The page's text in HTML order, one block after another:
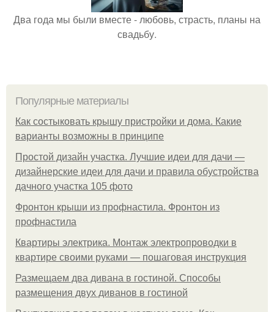
Два года мы были вместе - любовь, страсть, планы на
свадьбу.
Популярные материалы
Как состыковать крышу пристройки и дома. Какие
варианты возможны в принципе
Простой дизайн участка. Лучшие идеи для дачи —
дизайнерские идеи для дачи и правила обустройства
дачного участка 105 фото
Фронтон крыши из профнастила. Фронтон из
профнастила
Квартиры электрика. Монтаж электропроводки в
квартире своими руками — пошаговая инструкция
Размещаем два дивана в гостиной. Способы
размещения двух диванов в гостиной